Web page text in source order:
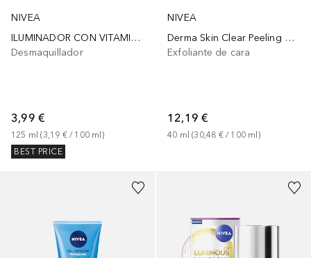
NIVEA
ILUMINADOR CON VITAMINA C
Desmaquillador
3,99 €
125 ml (3,19 € / 100 ml)
BEST PRICE
NIVEA
Derma Skin Clear Peeling Exfoliante de Noche
Exfoliante de cara
12,19 €
40 ml (30,48 € / 100 ml )